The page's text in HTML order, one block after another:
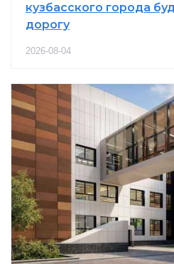
кузбасского города
дорогу
2026-08-04